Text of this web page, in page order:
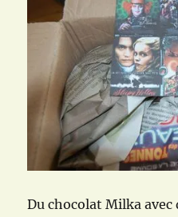
Du chocolat Milka avec